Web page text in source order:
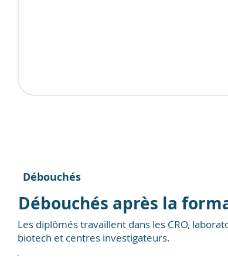
Débouchés
Débouchés après la
Les diplômés travaillent dans les CRO,
biotech et centres investigateurs.